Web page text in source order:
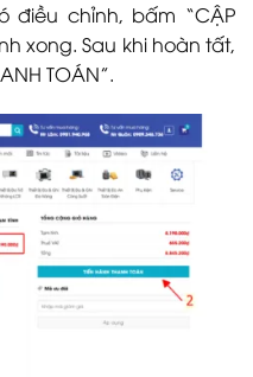
điều chỉnh, bấm “CẬP
xong. Sau khi hoàn tất,
TOÁN”.